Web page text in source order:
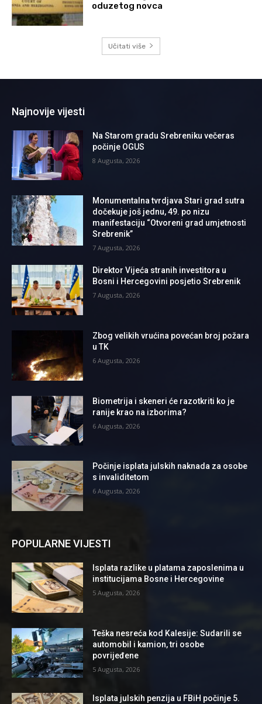
oduzetog novca
Učitati više
Najnovije vijesti
Na Starom gradu Srebreniku večeras
počinje OGUS
8 Augusta, 2026
Monumentalna tvrdjava Stari grad sutra
dočekuje još jednu, 49. po nizu
manifestaciju “Otvoreni grad umjetnosti
Srebrenik”
7 Augusta, 2026
Direktor Vijeća stranih investitora u
Bosni i Hercegovini posjetio Srebrenik
7 Augusta, 2026
Zbog velikih vrućina povećan broj požara
u TK
6 Augusta, 2026
Biometrija i skeneri će razotkriti ko je
ranije krao na izborima?
6 Augusta, 2026
Počinje isplata julskih naknada za osobe
s invaliditetom
6 Augusta, 2026
POPULARNE VIJESTI
Isplata razlike u platama zaposlenima u
institucijama Bosne i Hercegovine
5 Augusta, 2026
Teška nesreća kod Kalesije: Sudarili se
automobil i kamion, tri osobe
povrijeđene
5 Augusta, 2026
Isplata julskih penzija u FBiH počinje 5.